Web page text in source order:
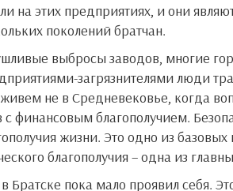
на этих предприятиях, и они
поколений братчан.
загрязнителями люди
не в Средневековье, когда
с финансовым благополучием.
жизни. Это одно из
благополучия – одна из